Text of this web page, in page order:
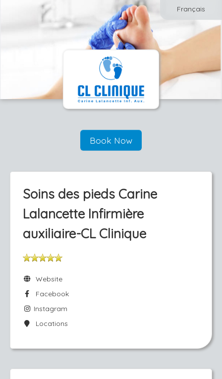
Français
Book Now
Soins des pieds Carine
Lalancette Infirmière
auxiliaire-CL Clinique
Website
Facebook
Instagram
Locations